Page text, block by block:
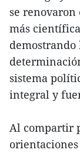
se
más
sistema
integral y
Al compartir